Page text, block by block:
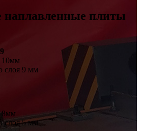
наплавленные плиты
-10/9
10мм
слоя 9 мм
8мм
слоя 5 мм